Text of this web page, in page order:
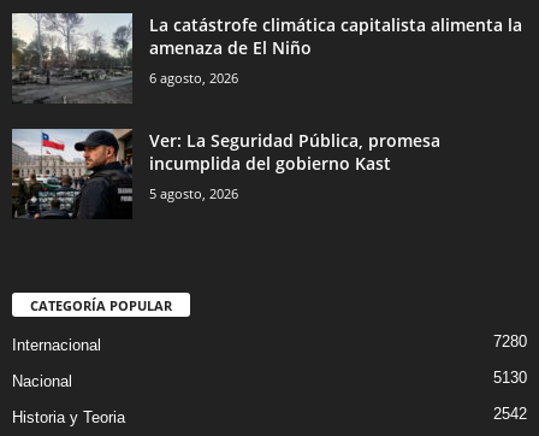
La catástrofe climática capitalista alimenta la
amenaza de El Niño
6 agosto, 2026
Ver: La Seguridad Pública, promesa
incumplida del gobierno Kast
5 agosto, 2026
CATEGORÍA POPULAR
Internacional 7280
Nacional 5130
Historia y Teoria 2542